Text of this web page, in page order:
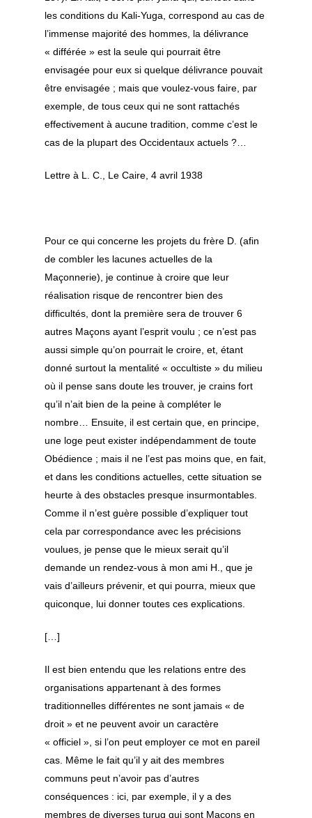
les conditions du Kali-Yuga, correspond au cas de
l’immense majorité des hommes, la délivrance
« différée » est la seule qui pourrait être
envisagée pour eux si quelque délivrance pouvait
être envisagée ; mais que voulez-vous faire, par
exemple, de tous ceux qui ne sont rattachés
effectivement à aucune tradition, comme c’est le
cas de la plupart des Occidentaux actuels ?…
Lettre à L. C., Le Caire, 4 avril 1938
Pour ce qui concerne les projets du frère D. (afin
de combler les lacunes actuelles de la
Maçonnerie), je continue à croire que leur
réalisation risque de rencontrer bien des
difficultés, dont la première sera de trouver 6
autres Maçons ayant l’esprit voulu ; ce n’est pas
aussi simple qu’on pourrait le croire, et, étant
donné surtout la mentalité « occultiste » du milieu
où il pense sans doute les trouver, je crains fort
qu’il n’ait bien de la peine à compléter le
nombre… Ensuite, il est certain que, en principe,
une loge peut exister indépendamment de toute
Obédience ; mais il ne l’est pas moins que, en fait,
et dans les conditions actuelles, cette situation se
heurte à des obstacles presque insurmontables.
Comme il n’est guère possible d’expliquer tout
cela par correspondance avec les précisions
voulues, je pense que le mieux serait qu’il
demande un rendez-vous à mon ami H., que je
vais d’ailleurs prévenir, et qui pourra, mieux que
quiconque, lui donner toutes ces explications.
[…]
Il est bien entendu que les relations entre des
organisations appartenant à des formes
traditionnelles différentes ne sont jamais « de
droit » et ne peuvent avoir un caractère
« officiel », si l’on peut employer ce mot en pareil
cas. Même le fait qu’il y ait des membres
communs peut n’avoir pas d’autres
conséquences : ici, par exemple, il y a des
membres de diversesturuq qui sont Maçons en